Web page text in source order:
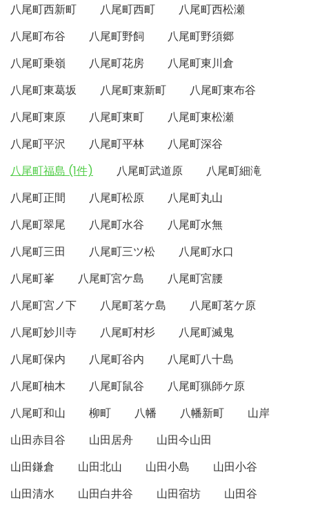
八尾町西新町
八尾町西町
八尾町西松瀬
八尾町布谷
八尾町野飼
八尾町野須郷
八尾町乗嶺
八尾町花房
八尾町東川倉
八尾町東葛坂
八尾町東新町
八尾町東布谷
八尾町東原
八尾町東町
八尾町東松瀬
八尾町平沢
八尾町平林
八尾町深谷
八尾町福島 (1件)
八尾町武道原
八尾町細滝
八尾町正間
八尾町松原
八尾町丸山
八尾町翠尾
八尾町水谷
八尾町水無
八尾町三田
八尾町三ツ松
八尾町水口
八尾町峯
八尾町宮ケ島
八尾町宮腰
八尾町宮ノ下
八尾町茗ケ島
八尾町茗ケ原
八尾町妙川寺
八尾町村杉
八尾町滅鬼
八尾町保内
八尾町谷内
八尾町八十島
八尾町柚木
八尾町鼠谷
八尾町猟師ケ原
八尾町和山
柳町 八幡 八幡新町
山岸
山田赤目谷
山田居舟
山田今山田
山田鎌倉
山田北山 山田小島
山田小谷
山田清水
山田白井谷 山田宿坊
山田谷